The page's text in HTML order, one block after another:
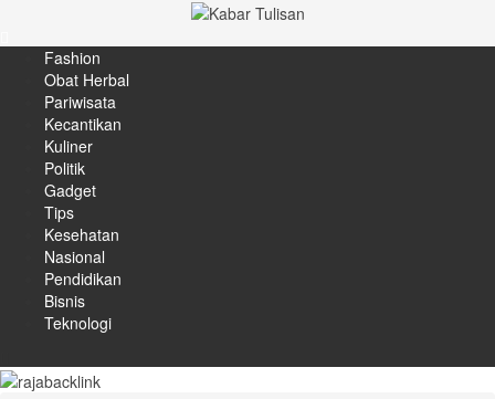
Fashion
Obat Herbal
Pariwisata
Kecantikan
Kuliner
Politik
Gadget
Tips
Kesehatan
Nasional
Pendidikan
Bisnis
Teknologi